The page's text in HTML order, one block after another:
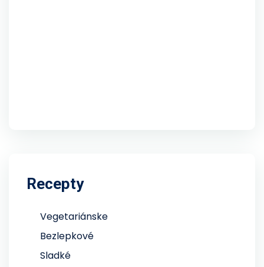
Recepty
Vegetariánske
Bezlepkové
Sladké